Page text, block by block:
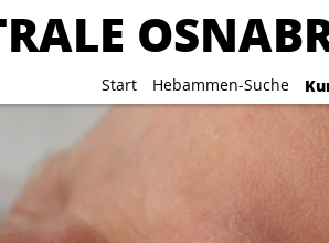
Start Hebammen-Suche
Start Hebammen-Suche